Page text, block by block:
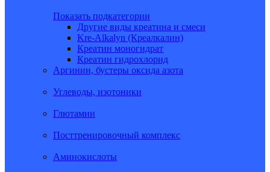
Показать подкатегории
Другие виды креатина и смеси
Kre-Alkalyn (Креалкалин)
Креатин моногидрат
Креатин гидрохлорид
Аргинин, бустеры оксида азота
Углеводы, изотоники
Глютамин
Посттренировочный комплекс
Аминокислоты